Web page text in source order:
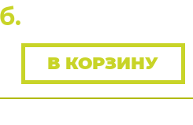
ПОКАЗАТЬ ВСЕ ОБОИ
В КОРЗИНУ